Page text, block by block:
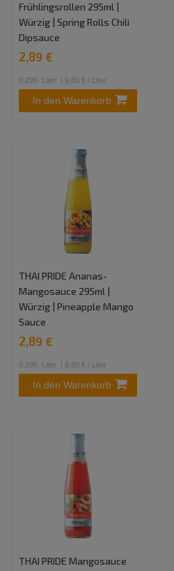
Frühlingsrollen 295ml |
Würzig | Spring Rolls Chili
Dipsauce
2,89 €
0.295 Liter | 9,80 € / Liter
In den Warenkorb
THAI PRIDE Ananas-
Mangosauce 295ml |
Würzig | Pineapple Mango
Sauce
2,89 €
0.295 Liter | 9,80 € / Liter
In den Warenkorb
THAI PRIDE Mangosauce